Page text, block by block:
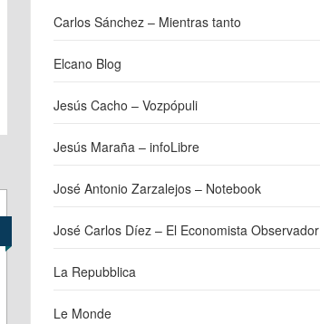
Carlos Sánchez – Mientras tanto
Elcano Blog
Jesús Cacho – Vozpópuli
Jesús Maraña – infoLibre
José Antonio Zarzalejos – Notebook
José Carlos Díez – El Economista Observador
La Repubblica
Le Monde